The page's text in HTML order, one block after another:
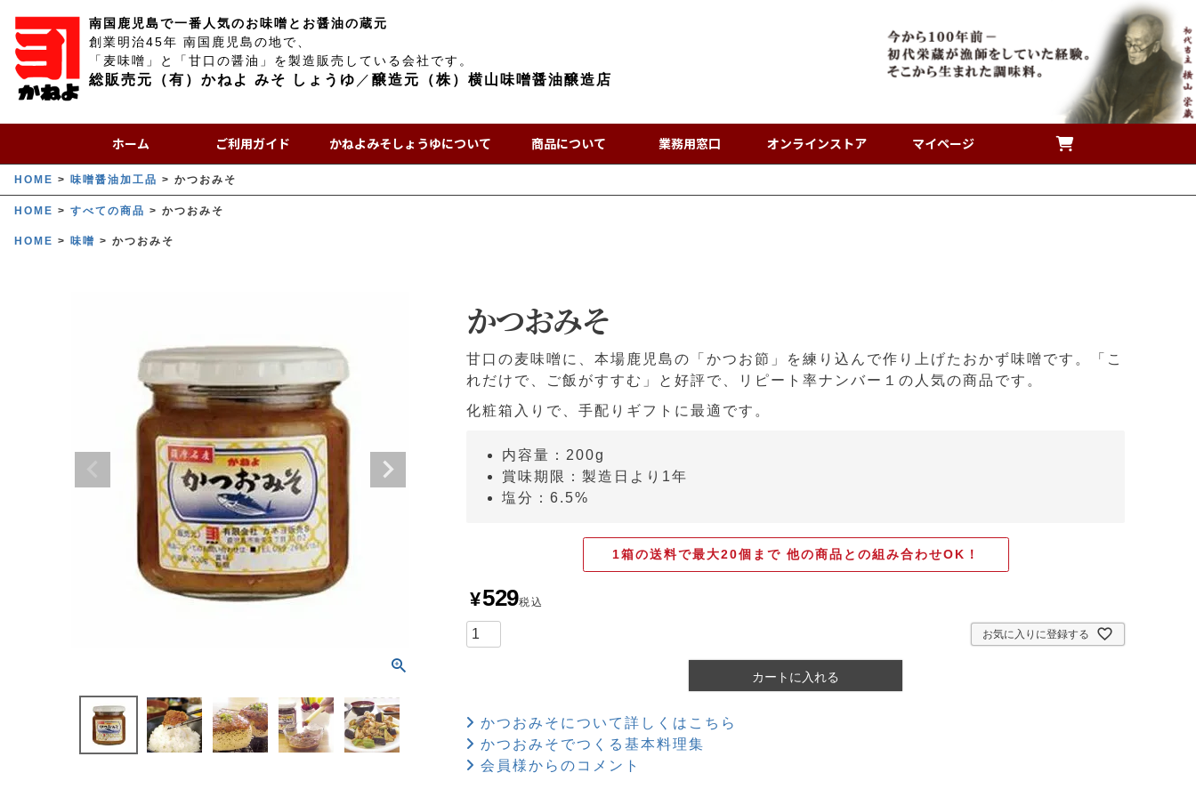
南国鹿児島で一番人気のお味噌とお醤油の蔵元
創業明治45年 南国鹿児島の地で、
「麦味噌」と「甘口の醤油」を製造販売している会社です。
総販売元（有）かねよ みそ しょうゆ ／ 醸造元（株）横山味噌醤油醸造店
ホーム ご利用ガイド かねよみそしょうゆについて 商品について 業務用窓口 オンラインストア マイページ
HOME 味噌醤油加工品 かつおみそ
HOME すべての商品 かつおみそ
HOME 味噌 かつおみそ
かつおみそ
甘口の麦味噌に、本場鹿児島の「かつお節」を練り込んで作り上げたおかず味噌です。「こ
れだけで、ご飯がすすむ」と好評で、リピート率ナンバー１の人気の商品です。
化粧箱入りで、手配りギフトに最適です。
内容量：200g
賞味期限：製造日より1年
塩分：6.5%
1箱の送料で最大20個まで 他の商品との組み合わせOK！
¥529税込
お気に入りに登録する
カートに入れる
かつおみそについて詳しくはこちら
かつおみそでつくる基本料理集
会員様からのコメント